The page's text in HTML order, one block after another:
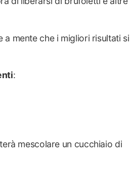
a mente che i migliori risultati si
:
mescolare un cucchiaio di